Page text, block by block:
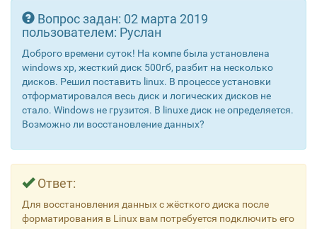
Вопрос задан: 02 марта 2019
пользователем: Руслан
Доброго времени суток! На компе была установлена
windows xp, жесткий диск 500гб, разбит на несколько
дисков. Решил поставить linux. В процессе установки
отформатировался весь диск и логических дисков не
стало. Windows не грузится. В linuxe диск не определяется.
Возможно ли восстановление данных?
Ответ:
Для восстановления данных с жёсткого диска после
форматирования в Linux вам потребуется подключить его